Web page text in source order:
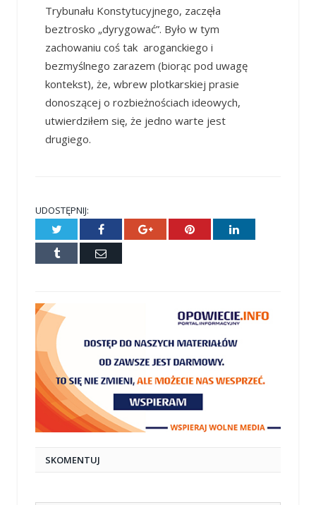
Trybunału Konstytucyjnego, zaczęła
beztrosko „dyrygować”. Było w tym
zachowaniu coś tak aroganckiego i
bezmyślnego zarazem (biorąc pod uwagę
kontekst), że, wbrew plotkarskiej prasie
donoszącej o rozbieżnościach ideowych,
utwierdziłem się, że jedno warte jest
drugiego.
UDOSTĘPNIJ:
Twitter Facebook Google+ Pinterest LinkedIn
Tumblr
E-
SKOMENTUJ